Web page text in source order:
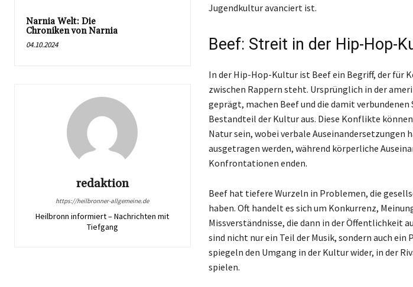
Narnia Welt: Die
Chroniken von Narnia
04.10.2024
redaktion
https://heilbronner-allgemeine.de
Heilbronn informiert – Nachrichten mit
Tiefgang
Jugendkultur avanciert ist.
Beef: Streit in der Hip-Hop-
In der Hip-Hop-Kultur ist Beef ein Begriff, der für
zwischen Rappern steht. Ursprünglich in der
geprägt, machen Beef und die damit
Bestandteil der Kultur aus. Diese Konflikte
Natur sein, wobei verbale Auseinandersetzungen
ausgetragen werden, während körperliche
Konfrontationen enden.
Beef hat tiefere Wurzeln in Problemen, die
haben. Oft handelt es sich um Konkurrenz,
Missverständnisse, die dann in der Öffentlichkeit
sind nicht nur ein Teil der Musik, sondern auch ein
spiegeln den Umgang in der Kultur wider, in der
spielen.